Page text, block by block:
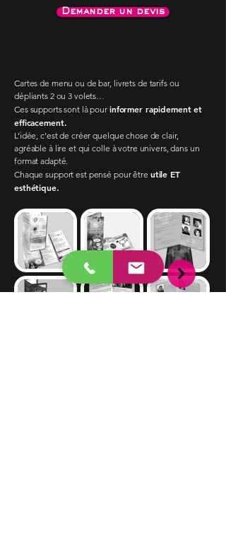
Demander un devis
Cartes de menu ou de bar, livrets de tarifs ou
dépliants 2 ou 3 volets…
Ces supports sont là pour informer rapidement et
efficacement.
L’idée, c’est de créer quelque chose de clair,
agréable à lire et qui colle à votre univers, dans un
format adapté.
Chaque support est pensé pour être utile ET
esthétique.